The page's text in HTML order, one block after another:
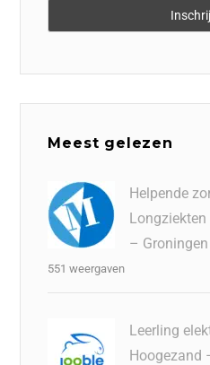
Meest gelezen
Helpende
– Groningen
551 weergaven
Leerling
Hoogezand